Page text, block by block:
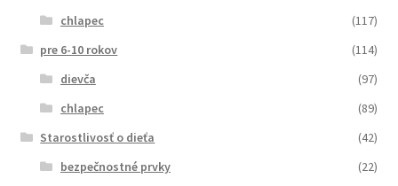
chlapec
(117)
pre 6-10 rokov
(114)
dievča
(97)
chlapec
(89)
Starostlivosť o dieťa
(42)
bezpečnostné prvky
(22)